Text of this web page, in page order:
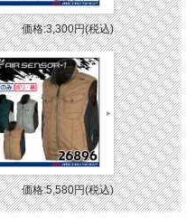
価格:3,300円(税込)
価格:5,580円(税込)